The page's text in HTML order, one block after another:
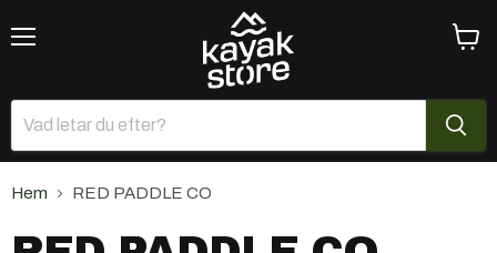
Hem RED PADDLE CO